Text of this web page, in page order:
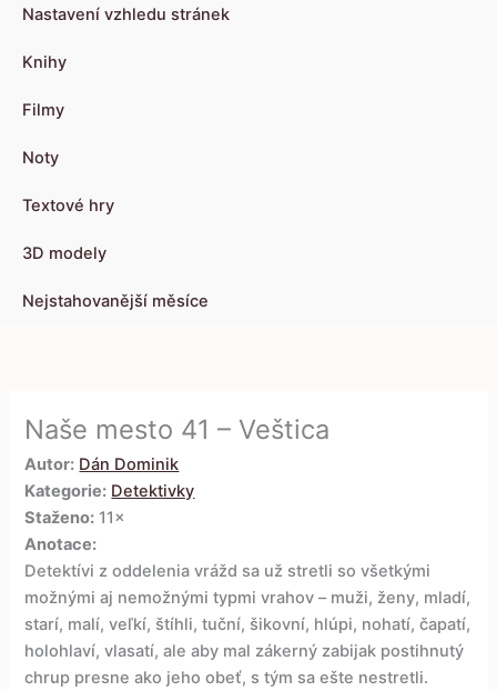
Nastavení vzhledu stránek
Knihy
Filmy
Noty
Textové hry
3D modely
Nejstahovanější měsíce
Naše mesto 41 – Veštica
Autor: Dán Dominik
Kategorie: Detektivky
Staženo: 11×
Anotace:
Detektívi z oddelenia vrážd sa už stretli so všetkými
možnými aj nemožnými typmi vrahov – muži, ženy, mladí,
starí, malí, veľkí, štíhli, tuční, šikovní, hlúpi, nohatí, čapatí,
holohlaví, vlasatí, ale aby mal zákerný zabijak postihnutý
chrup presne ako jeho obeť, s tým sa ešte nestretli.